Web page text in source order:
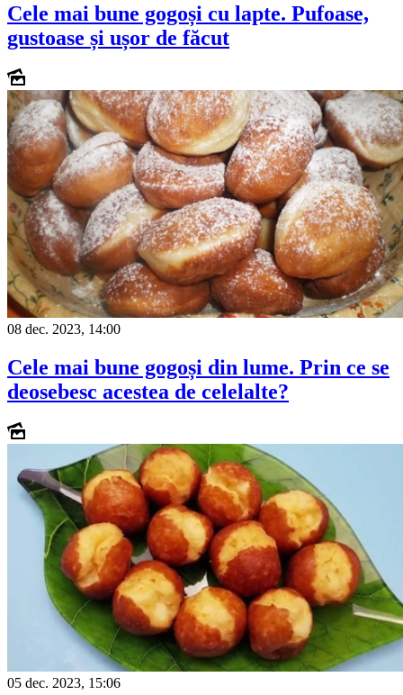
Cele mai bune gogoși cu lapte. Pufoase,
gustoase și ușor de făcut
08 dec. 2023, 14:00
Cele mai bune gogoși din lume. Prin ce se
deosebesc acestea de celelalte?
05 dec. 2023, 15:06